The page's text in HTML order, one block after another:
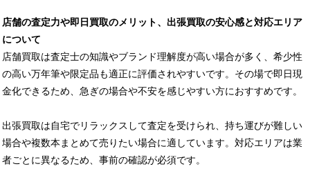
店舗の査定力や即日買取のメリット、出張買取の安心感と対応エリア
について
店舗買取は査定士の知識やブランド理解度が高い場合が多く、希少性
の高い万年筆や限定品も適正に評価されやすいです。その場で即日現
金化できるため、急ぎの場合や不安を感じやすい方におすすめです。
出張買取は自宅でリラックスして査定を受けられ、持ち運びが難しい
場合や複数本まとめて売りたい場合に適しています。対応エリアは業
者ごとに異なるため、事前の確認が必須です。